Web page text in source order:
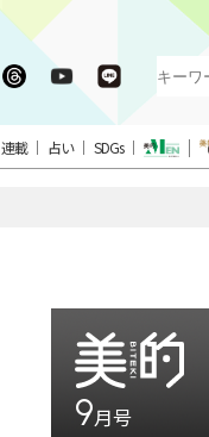
連載 占い SDGs
9月号